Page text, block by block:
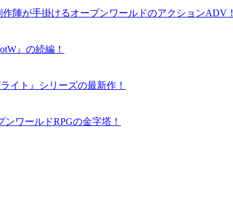
陣が手掛けるオープンワールドのアクションADV！
』の続編！
イト』シリーズの最新作！
ワールドRPGの金字塔！